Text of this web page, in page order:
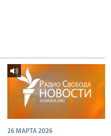
26 МАРТА 2026